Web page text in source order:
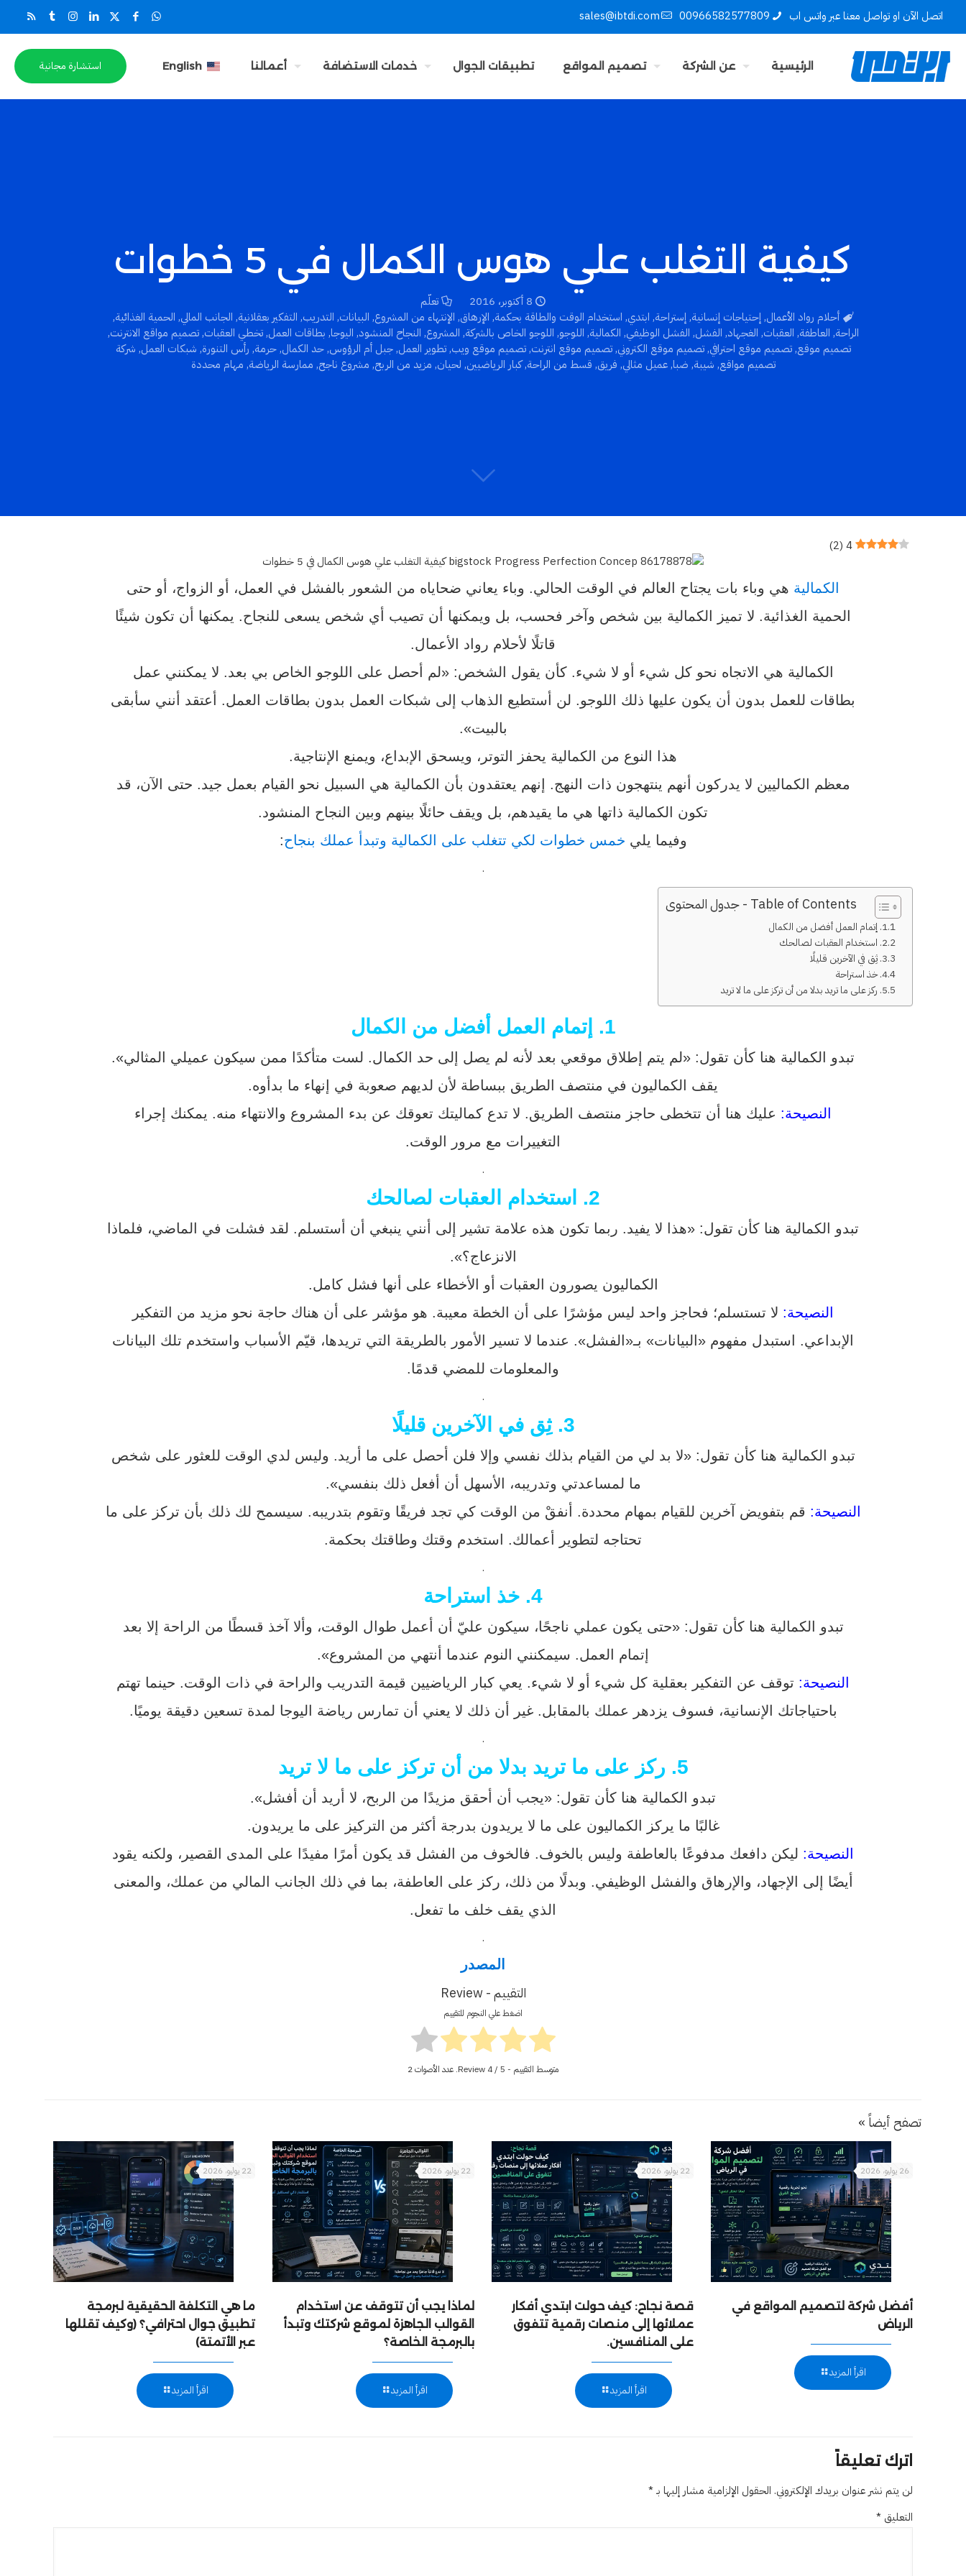
اتصل الآن او تواصل معنا عبر واتس اب 00966582577809
sales@ibtdi.com
الرئيسية عن الشركة تصميم المواقع تطبيقات الجوال خدمات الاستضافة أعمالنا English استشارة مجانية
كيفية التغلب علي هوس الكمال في 5 خطوات
8 أكتوبر، 2016
تعلّم
أحلام رواد الأعمال, إحتياجات إنسانية, إستراحة, ابتدي, استخدام الوقت والطاقة بحكمة, الإرهاق, الإنتهاء من المشروع, البيانات, التدريب, التفكير بعقلانية, الجانب المالي, الحمية الغذائية,
الراحة, العاطفة, العقبات, الغجهاد, الفشل, الفشل الوظيفي, الكمالية, اللوجو, اللوجو الخاص بالشركة, المشروع, النجاح المنشود, اليوجا, بطاقات العمل,تخطي العقبات,تصميم مواقع الانترنت,
تصميم موقع,تصميم موقع احترافي,تصميم موقع الكتروني,تصميم موقع انترنت,تصميم موقع ويب,تطوير العمل,جبل أم الرؤوس,حد الكمال,حرمة, رأس التنورة, شبكات العمل, شركة
تصميم مواقع, شيبة, ضبا,عميل مثالي, فريق, قسط من الراحة,كبار الرياضيين, لحيان, مزيد من الربح, مشروع ناجح, ممارسة الرياضة, مهام محددة
4
(
2
)
الكمالية هي وباء بات يجتاح العالم في الوقت الحالي. وباء يعاني ضحاياه من الشعور بالفشل في العمل، أو الزواج، أو حتى
الحمية الغذائية. لا تميز الكمالية بين شخص وآخر فحسب، بل ويمكنها أن تصيب أي شخص يسعى للنجاح. يمكنها أن تكون شيئًا
قاتلًا لأحلام رواد الأعمال.
الكمالية هي الاتجاه نحو كل شيء أو لا شيء. كأن يقول الشخص: «لم أحصل على اللوجو الخاص بي بعد. لا يمكنني عمل
بطاقات للعمل بدون أن يكون عليها ذلك اللوجو. لن أستطيع الذهاب إلى شبكات العمل بدون بطاقات العمل. أعتقد أنني سأبقى
بالبيت».
هذا النوع من الكمالية يحفز التوتر، ويسحق الإبداع، ويمنع الإنتاجية.
معظم الكماليين لا يدركون أنهم ينتهجون ذات النهج. إنهم يعتقدون بأن الكمالية هي السبيل نحو القيام بعمل جيد. حتى الآن، قد
تكون الكمالية ذاتها هي ما يقيدهم، بل ويقف حائلًا بينهم وبين النجاح المنشود.
وفيما يلي خمس خطوات لكي تتغلب على الكمالية وتبدأ عملك بنجاح:
.
Table of Contents - جدول المحتوى
1. إتمام العمل أفضل من الكمال
2. استخدام العقبات لصالحك
3. ثِق في الآخرين قليلًا
4. خذ استراحة
5. ركز على ما تريد بدلا من أن تركز على ما لا تريد
1. إتمام العمل أفضل من الكمال
تبدو الكمالية هنا كأن تقول: «لم يتم إطلاق موقعي بعد لأنه لم يصل إلى حد الكمال. لست متأكدًا ممن سيكون عميلي المثالي».
يقف الكماليون في منتصف الطريق ببساطة لأن لديهم صعوبة في إنهاء ما بدأوه.
النصيحة: عليك هنا أن تتخطى حاجز منتصف الطريق. لا تدع كماليتك تعوقك عن بدء المشروع والانتهاء منه. يمكنك إجراء
التغييرات مع مرور الوقت.
.
2. استخدام العقبات لصالحك
تبدو الكمالية هنا كأن تقول: «هذا لا يفيد. ربما تكون هذه علامة تشير إلى أنني ينبغي أن أستسلم. لقد فشلت في الماضي، فلماذا
الانزعاج؟».
الكماليون يصورون العقبات أو الأخطاء على أنها فشل كامل.
النصيحة: لا تستسلم؛ فحاجز واحد ليس مؤشرًا على أن الخطة معيبة. هو مؤشر على أن هناك حاجة نحو مزيد من التفكير
الإبداعي. استبدل مفهوم «البيانات» بـ«الفشل». عندما لا تسير الأمور بالطريقة التي تريدها، قيّم الأسباب واستخدم تلك البيانات
والمعلومات للمضي قدمًا.
.
3. ثِق في الآخرين قليلًا
تبدو الكمالية هنا كأن تقول: «لا بد لي من القيام بذلك نفسي وإلا فلن أحصل على ما أريد. وليس لدي الوقت للعثور على شخص
ما لمساعدتي وتدريبه، الأسهل أن أفعل ذلك بنفسي».
النصيحة: قم بتفويض آخرين للقيام بمهام محددة. أنفقْ من الوقت كي تجد فريقًا وتقوم بتدريبه. سيسمح لك ذلك بأن تركز على ما
تحتاجه لتطوير أعمالك. استخدم وقتك وطاقتك بحكمة.
.
4. خذ استراحة
تبدو الكمالية هنا كأن تقول: «حتى يكون عملي ناجحًا، سيكون عليّ أن أعمل طوال الوقت، وألا آخذ قسطًا من الراحة إلا بعد
إتمام العمل. سيمكنني النوم عندما أنتهي من المشروع».
النصيحة: توقف عن التفكير بعقلية كل شيء أو لا شيء. يعي كبار الرياضيين قيمة التدريب والراحة في ذات الوقت. حينما تهتم
باحتياجاتك الإنسانية، فسوف يزدهر عملك بالمقابل. غير أن ذلك لا يعني أن تمارس رياضة اليوجا لمدة تسعين دقيقة يوميًا.
.
5. ركز على ما تريد بدلا من أن تركز على ما لا تريد
تبدو الكمالية هنا كأن تقول: «يجب أن أحقق مزيدًا من الربح، لا أريد أن أفشل».
غالبًا ما يركز الكماليون على ما لا يريدون بدرجة أكثر من التركيز على ما يريدون.
النصيحة: ليكن دافعك مدفوعًا بالعاطفة وليس بالخوف. فالخوف من الفشل قد يكون أمرًا مفيدًا على المدى القصير، ولكنه يقود
أيضًا إلى الإجهاد، والإرهاق والفشل الوظيفي. وبدلًا من ذلك، ركز على العاطفة، بما في ذلك الجانب المالي من عملك، والمعنى
الذي يقف خلف ما تفعل.
.
المصدر
التقييم - Review
اضغط علي النجوم للتقييم
متوسط التقييم - Review 4/ 5. عدد الأصوات 2
تصفح أيضاً »
26 يوليو، 2026
أفضل شركة لتصميم المواقع في
الرياض
اقرأ المزيد
22 يوليو، 2026
قصة نجاح: كيف حولت ابتدي أفكار
عملائها إلى منصات رقمية تتفوق
على المنافسين.
اقرأ المزيد
22 يوليو، 2026
لماذا يجب أن تتوقف عن استخدام
القوالب الجاهزة لموقع شركتك وتبدأ
بالبرمجة الخاصة؟
اقرأ المزيد
22 يوليو، 2026
ما هي التكلفة الحقيقية لبرمجة
تطبيق جوال احترافي؟ (وكيف تقللها
عبر الأتمتة)
اقرأ المزيد
اترك تعليقاً
لن يتم نشر عنوان بريدك الإلكتروني. الحقول الإلزامية مشار إليها بـ*
التعليق *